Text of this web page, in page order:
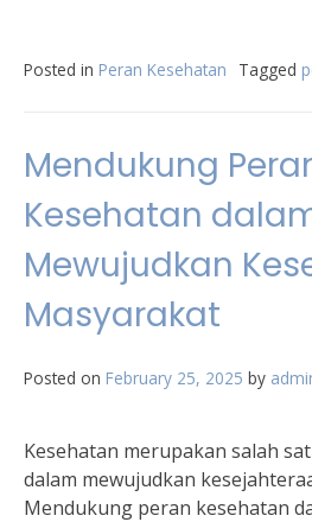
Posted in Peran Kesehatan Tagged
Mendukung
Kesehatan
Mewujudkan
Masyarakat
Posted on February 25, 2025 by
Kesehatan merupakan salah
dalam mewujudkan
Mendukung peran kesehatan